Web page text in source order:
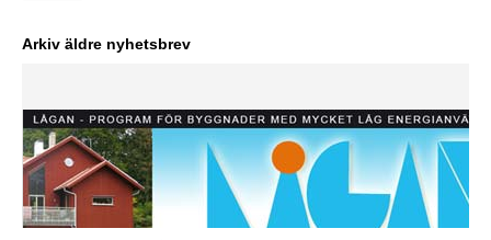
Arkiv äldre nyhetsbrev